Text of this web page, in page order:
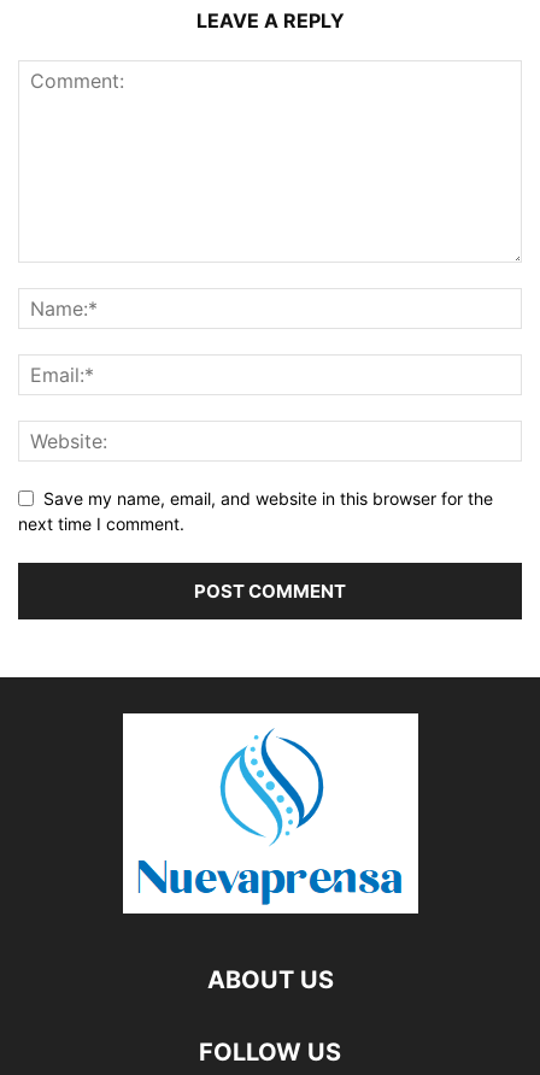
LEAVE A REPLY
Save my name, email, and website in this browser for the
next time I comment.
ABOUT US
FOLLOW US